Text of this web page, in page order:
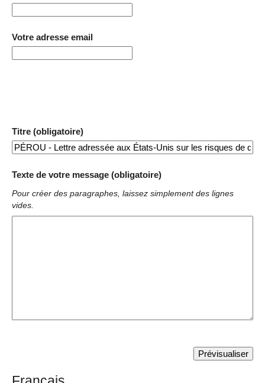
Votre adresse email
Titre (obligatoire)
Texte de votre message (obligatoire)
Pour créer des paragraphes, laissez simplement des lignes
vides.